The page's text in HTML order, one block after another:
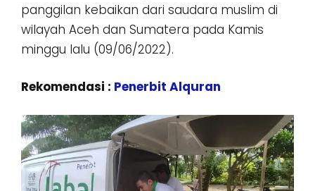
panggilan kebaikan dari saudara muslim di
wilayah Aceh dan Sumatera pada Kamis
minggu lalu (09/06/2022).
Rekomendasi : Penerbit Alquran